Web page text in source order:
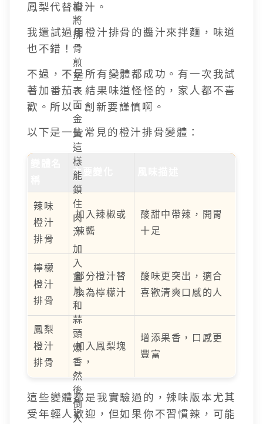
油，
將
排
骨
煎
至
表
面
金
黃，
這
樣
能
鎖
住
肉
汁。
加
入
薑
片
和
蒜
頭
爆
香，
然
後
倒
入
鳳梨代替橙汁。
我還試過用橙汁排骨的醬汁來拌麵，味道
也不錯！
不過，不是所有變體都成功。有一次我試
著加番茄，結果味道怪怪的，家人都不喜
歡。所以，創新要謹慎啊。
以下是一些常見的橙汁排骨變體：
主要變化
辣味
橙汁
排骨
加入辣椒或
辣醬
酸甜中帶辣，開胃
十足
檸檬
橙汁
排骨
部分橙汁替
換為檸檬汁
酸味更突出，適合
喜歡清爽口感的人
鳳梨
橙汁
排骨
加入鳳梨塊
增添果香，口感更
豐富
這些變體都是我實驗過的，辣味版本尤其
受年輕人歡迎，但如果你不習慣辣，可能